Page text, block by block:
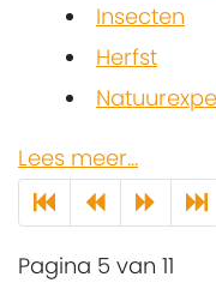
Insecten
Herfst
Lees meer...
Pagina 5 van 11